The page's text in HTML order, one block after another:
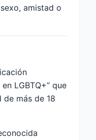
amistad o
LGBTQ+” que
de más de 18